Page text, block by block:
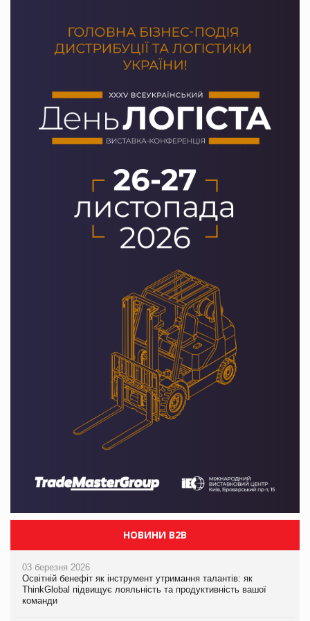
НОВИНИ B2B
03 березня 2026
Освітній бенефіт як інструмент утримання талантів: як
ThinkGlobal підвищує лояльність та продуктивність вашої
команди